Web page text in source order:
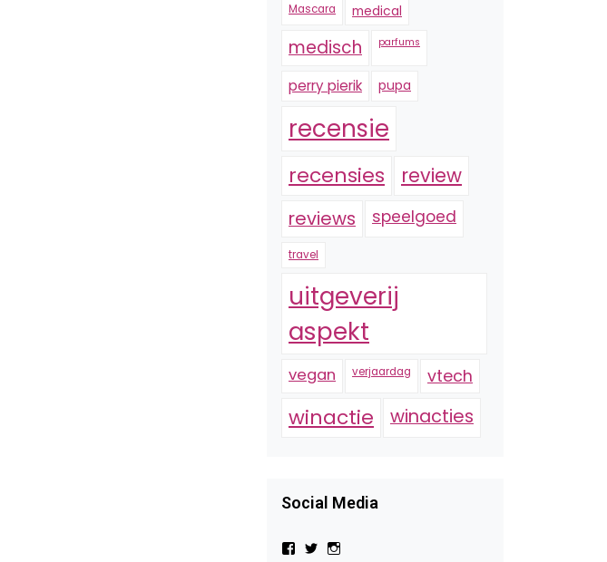
Mascara medical
medisch parfums
perry pierik pupa
recensie
recensies review
reviews speelgoed
travel
uitgeverij
aspekt
vegan verjaardag vtech
winactie winacties
Social Media
BekijkBekijk